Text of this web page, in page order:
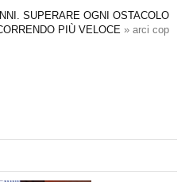
SUPERARE OGNI OSTACOLO
PIÙ VELOCE » arci cop